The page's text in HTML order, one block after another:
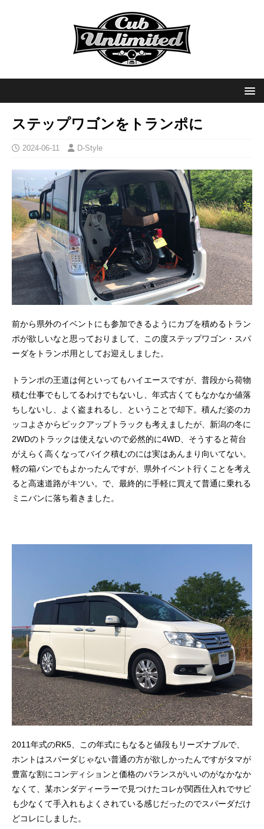
ステップワゴンをトランポに
2024-06-11 D-Style
前から県外のイベントにも参加できるようにカブを積めるトラン
ポが欲しいなと思っておりまして、この度ステップワゴン・スパ
ーダをトランポ用としてお迎えしました。
トランポの王道は何といってもハイエースですが、普段から荷物
積む仕事でもしてるわけでもないし、年式古くてもなかなか値落
ちしないし、よく盗まれるし、ということで却下。積んだ姿のカ
ッコよさからピックアップトラックも考えましたが、新潟の冬に
2WDのトラックは使えないので必然的に4WD、そうすると荷台
がえらく高くなってバイク積むのには実はあんまり向いてない。
軽の箱バンでもよかったんですが、県外イベント行くことを考え
ると高速道路がキツい。で、最終的に手軽に買えて普通に乗れる
ミニバンに落ち着きました。
2011年式のRK5、この年式にもなると値段もリーズナブルで、
ホントはスパーダじゃない普通の方が欲しかったんですがタマが
豊富な割にコンディションと価格のバランスがいいのがなかなか
なくて、某ホンダディーラーで見つけたコレが関西仕入れでサビ
も少なくて手入れもよくされている感じだったのでスパーダだけ
どコレにしました。